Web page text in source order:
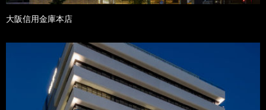
大阪信用金庫本店